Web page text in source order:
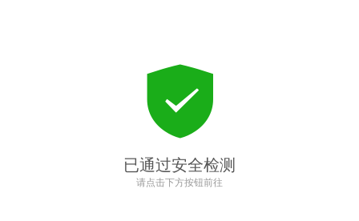
已通过安全检测
请点击下方按钮前往